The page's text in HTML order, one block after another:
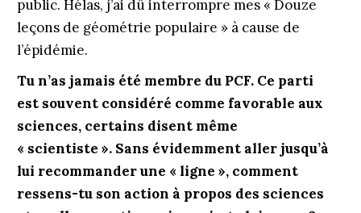
public. Hélas, j’ai dû interrompre mes « Douze
leçons de géométrie populaire » à cause de
l’épidémie.
Tu n’as jamais été membre du PCF. Ce parti
est souvent considéré comme favorable aux
sciences, certains disent même
« scientiste ». Sans évidemment aller jusqu’à
lui recommander une « ligne », comment
ressens-tu son action à propos des sciences